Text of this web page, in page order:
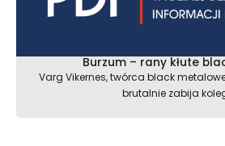
Burzum – rany kłute
Varg Vikernes, twórca black
brutalnie zabija